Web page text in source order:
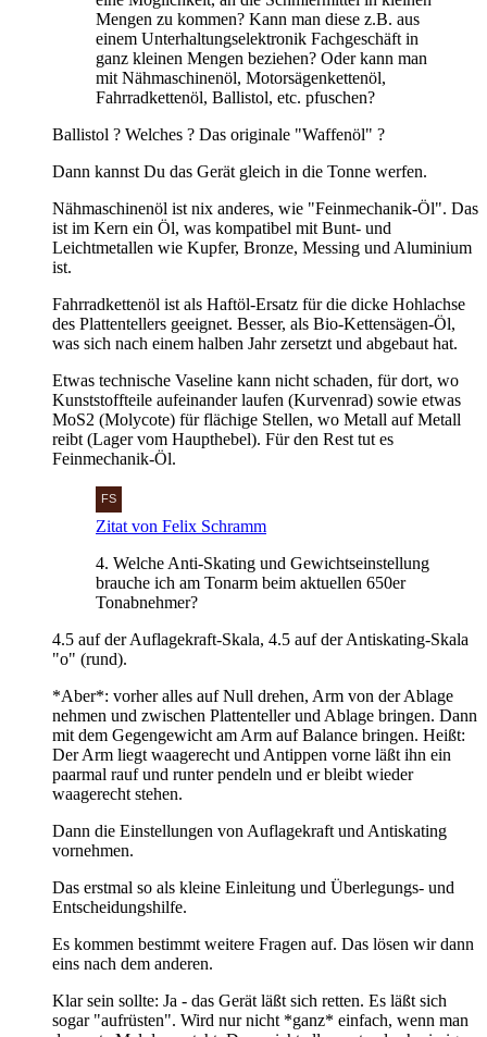
Mengen zu kommen? Kann man diese z.B. aus
einem Unterhaltungselektronik Fachgeschäft in
ganz kleinen Mengen beziehen? Oder kann man
mit Nähmaschinenöl, Motorsägenkettenöl,
Fahrradkettenöl, Ballistol, etc. pfuschen?
Ballistol ? Welches ? Das originale "Waffenöl" ?
Dann kannst Du das Gerät gleich in die Tonne werfen.
Nähmaschinenöl ist nix anderes, wie "Feinmechanik-Öl". Das
ist im Kern ein Öl, was kompatibel mit Bunt- und
Leichtmetallen wie Kupfer, Bronze, Messing und Aluminium
ist.
Fahrradkettenöl ist als Haftöl-Ersatz für die dicke Hohlachse
des Plattentellers geeignet. Besser, als Bio-Kettensägen-Öl,
was sich nach einem halben Jahr zersetzt und abgebaut hat.
Etwas technische Vaseline kann nicht schaden, für dort, wo
Kunststoffteile aufeinander laufen (Kurvenrad) sowie etwas
MoS2 (Molycote) für flächige Stellen, wo Metall auf Metall
reibt (Lager vom Haupthebel). Für den Rest tut es
Feinmechanik-Öl.
Zitat von Felix Schramm
4. Welche Anti-Skating und Gewichtseinstellung
brauche ich am Tonarm beim aktuellen 650er
Tonabnehmer?
4.5 auf der Auflagekraft-Skala, 4.5 auf der Antiskating-Skala
"o" (rund).
*Aber*: vorher alles auf Null drehen, Arm von der Ablage
nehmen und zwischen Plattenteller und Ablage bringen. Dann
mit dem Gegengewicht am Arm auf Balance bringen. Heißt:
Der Arm liegt waagerecht und Antippen vorne läßt ihn ein
paarmal rauf und runter pendeln und er bleibt wieder
waagerecht stehen.
Dann die Einstellungen von Auflagekraft und Antiskating
vornehmen.
Das erstmal so als kleine Einleitung und Überlegungs- und
Entscheidungshilfe.
Es kommen bestimmt weitere Fragen auf. Das lösen wir dann
eins nach dem anderen.
Klar sein sollte: Ja - das Gerät läßt sich retten. Es läßt sich
sogar "aufrüsten". Wird nur nicht *ganz* einfach, wenn man